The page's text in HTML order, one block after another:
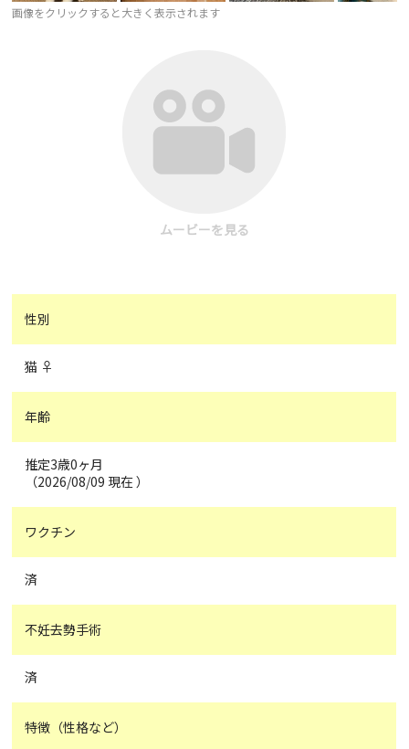
画像をクリックすると大きく表示されます
ムービーを見る
性別
猫 ♀
年齢
推定3歳0ヶ月
（2026/08/09 現在 ）
ワクチン
済
不妊去勢手術
済
特徴（性格など）